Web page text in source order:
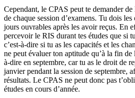
Cependant, le CPAS peut te demander
de chaque session d’examens. Tu dois
jours ouvrables après les avoir reçus. En
percevoir le RIS durant tes études que si
c’est-à-dire si tu as les capacités et les
ne peut évaluer ton aptitude qu’à la fin de
à-dire en septembre, car tu as le droit de
janvier pendant la session de septembre,
résultats. Le CPAS ne peut donc pas
études en cours d’année.